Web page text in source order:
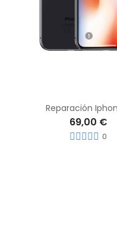
Reparación
69,00 €
0